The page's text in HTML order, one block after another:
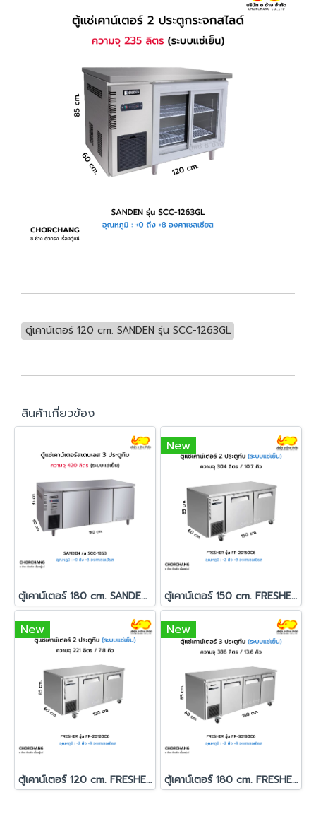
ตู้เคาน์เตอร์ 120 cm. SANDEN รุ่น SCC-1263GL
สินค้าเกี่ยวข้อง
ตู้เคาน์เตอร์ 180 cm. SANDEN รุ่น SCC-1863
New
ตู้เคาน์เตอร์ 150 cm. FRESHER รุ่น FR-2D150C6
New
ตู้เคาน์เตอร์ 120 cm. FRESHER รุ่น FR-2D120C6
New
ตู้เคาน์เตอร์ 180 cm. FRESHER รุ่น FR-3D180C6